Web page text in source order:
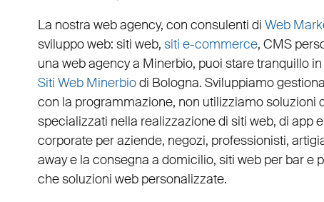
La nostra web agency, con consulenti di Web
sviluppo web: siti web, siti e-commerce, CMS
una web agency a Minerbio, puoi stare tranquillo
Siti Web Minerbiodi Bologna. Sviluppiamo
con la programmazione, non utilizziamo soluzioni
specializzati nella realizzazione di siti web, di app
corporateperaziende, negozi, professionisti,
awaye la consegna a domicilio, siti web per bare
chesoluzioni web personalizzate.